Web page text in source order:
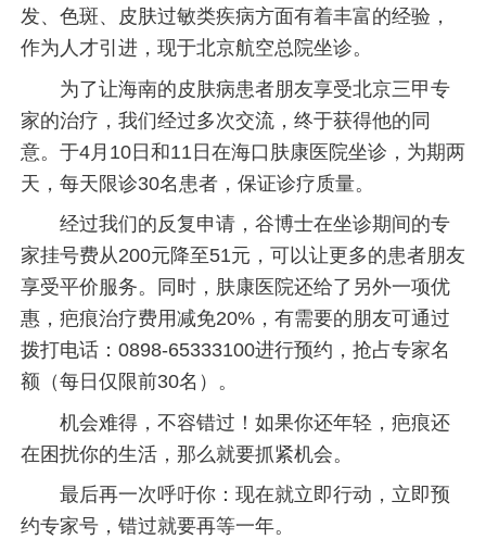
发、色斑、皮肤过敏类疾病方面有着丰富的经验，
作为人才引进，现于北京航空总院坐诊。
为了让海南的皮肤病患者朋友享受北京三甲专
家的治疗，我们经过多次交流，终于获得他的同
意。于4月10日和11日在海口肤康医院坐诊，为期两
天，每天限诊30名患者，保证诊疗质量。
经过我们的反复申请，谷博士在坐诊期间的专
家挂号费从200元降至51元，可以让更多的患者朋友
享受平价服务。同时，肤康医院还给了另外一项优
惠，疤痕治疗费用减免20%，有需要的朋友可通过
拨打电话：0898-65333100进行预约，抢占专家名
额（每日仅限前30名）。
机会难得，不容错过！如果你还年轻，疤痕还
在困扰你的生活，那么就要抓紧机会。
最后再一次呼吁你：现在就立即行动，立即预
约专家号，错过就要再等一年。